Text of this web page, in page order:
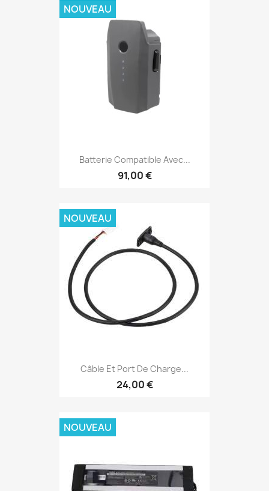
Batterie Compatible Avec...
91,00 €
NOUVEAU
Câble Et Port De Charge...
24,00 €
NOUVEAU
NOUVEAU